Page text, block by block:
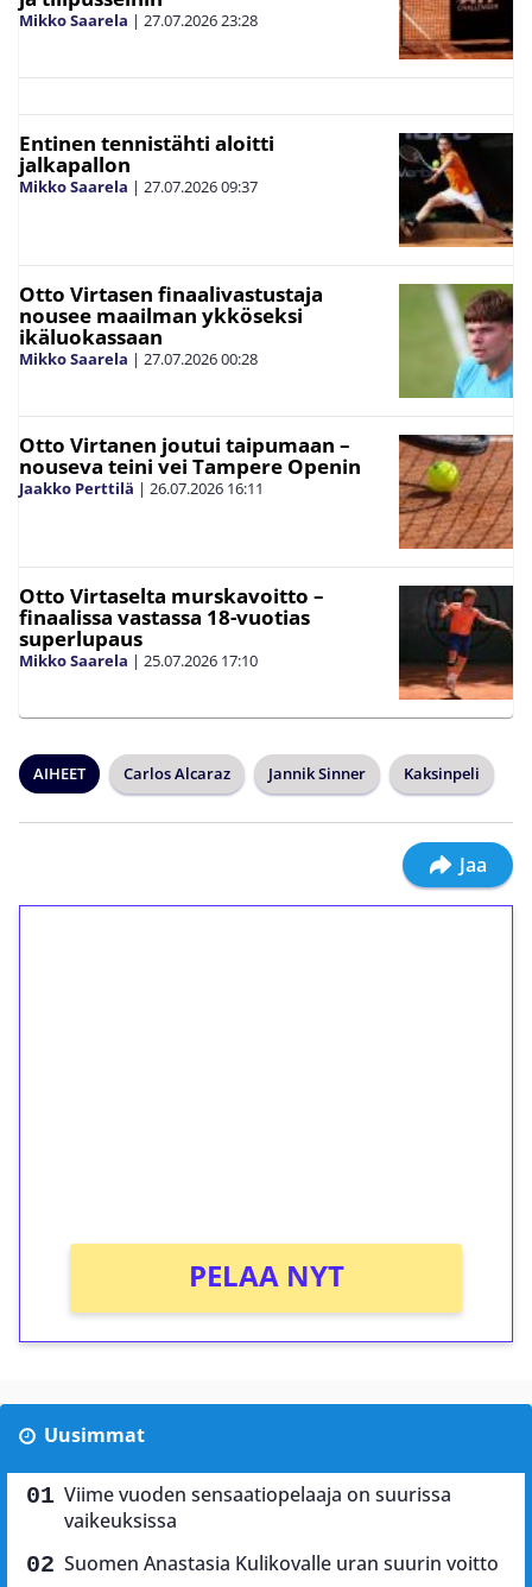
Mikko Saarela | 27.07.202623:28
Entinen tennistähti aloitti
jalkapallon
Mikko Saarela | 27.07.202609:37
Otto Virtasen finaalivastustaja
nousee maailman ykköseksi
ikäluokassaan
Mikko Saarela | 27.07.202600:28
Otto Virtanen joutui taipumaan –
nouseva teini vei Tampere Openin
Jaakko Perttilä | 26.07.2026 16:11
Otto Virtaselta murskavoitto –
finaalissa vastassa 18-vuotias
superlupaus
Mikko Saarela | 25.07.2026 17:10
AIHEET Carlos Alcaraz Jannik Sinner Kaksinpeli
Jaa
PELAA NYT
Uusimmat
Viime vuoden sensaatiopelaaja on suurissa
vaikeuksissa
Suomen Anastasia Kulikovalle uran suurin voitto